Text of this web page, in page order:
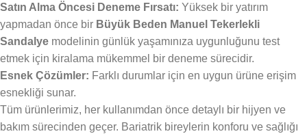
Satın Alma Öncesi Deneme Fırsatı: Yüksek bir yatırım
yapmadan önce bir Büyük Beden Manuel Tekerlekli
Sandalye modelinin günlük yaşamınıza uygunluğunu test
etmek için kiralama mükemmel bir deneme sürecidir.
Esnek Çözümler: Farklı durumlar için en uygun ürüne erişim
esnekliği sunar.
Tüm ürünlerimiz, her kullanımdan önce detaylı bir hijyen ve
bakım sürecinden geçer. Bariatrik bireylerin konforu ve sağlığı